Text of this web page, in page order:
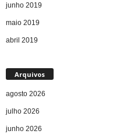
junho 2019
maio 2019
abril 2019
Arquivos
agosto 2026
julho 2026
junho 2026